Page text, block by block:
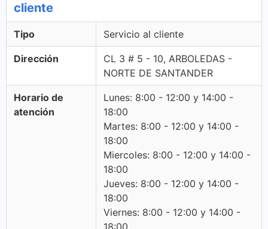
cliente
Tipo Servicio al cliente
Dirección
CL 3 # 5 - 10, ARBOLEDAS -
NORTE DE SANTANDER
Horario de
atención
Lunes: 8:00 - 12:00 y 14:00 -
18:00
Martes: 8:00 - 12:00 y 14:00 -
18:00
Miercoles: 8:00 - 12:00 y 14:00 -
18:00
Jueves: 8:00 - 12:00 y 14:00 -
18:00
Viernes: 8:00 - 12:00 y 14:00 -
18:00